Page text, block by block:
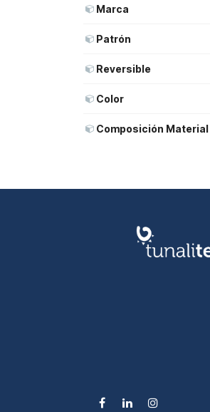
Marca
Patrón
Reversible
Color
Composición Material